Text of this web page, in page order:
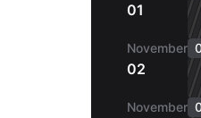
01
November
02
November